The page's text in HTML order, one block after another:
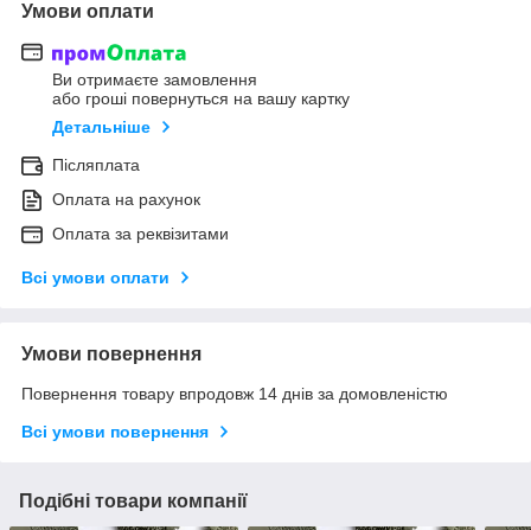
Умови оплати
Ви отримаєте замовлення
або гроші повернуться на вашу картку
Детальніше
Післяплата
Оплата на рахунок
Оплата за реквізитами
Всі умови оплати
Умови повернення
Повернення товару впродовж 14 днів за домовленістю
Всі умови повернення
Подібні товари компанії